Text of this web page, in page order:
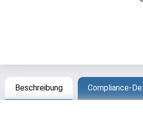
Beschreibung Compliance-